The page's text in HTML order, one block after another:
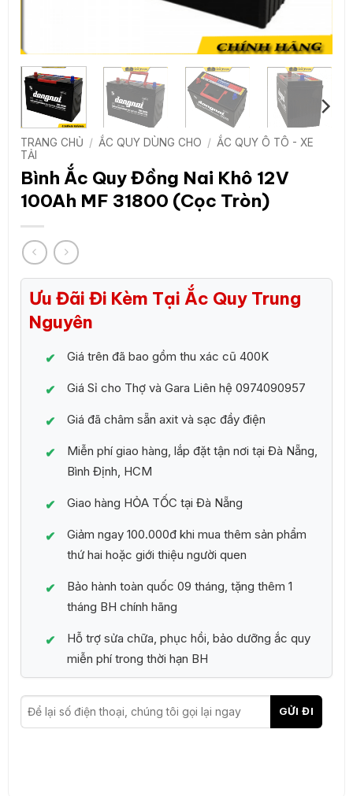
TRANG CHỦ / ẮC QUY DÙNG CHO / ẮC QUY Ô TÔ - XE
TẢI
Bình Ắc Quy Đồng Nai Khô 12V
100Ah MF 31800 (Cọc Tròn)
Ưu Đãi Đi Kèm Tại Ắc Quy Trung
Nguyên
Giá trên đã bao gồm thu xác cũ 400K
Giá Sỉ cho Thợ và Gara Liên hệ 0974090957
Giá đã châm sẵn axit và sạc đầy điện
Miễn phí giao hàng, lắp đặt tận nơi tại Đà Nẵng,
Bình Định, HCM
Giao hàng HỎA TỐC tại Đà Nẵng
Giảm ngay 100.000đ khi mua thêm sản phẩm
thứ hai hoặc giới thiệu người quen
Bảo hành toàn quốc 09 tháng, tặng thêm 1
tháng BH chính hãng
Hỗ trợ sửa chữa, phục hồi, bảo dưỡng ắc quy
miễn phí trong thời hạn BH